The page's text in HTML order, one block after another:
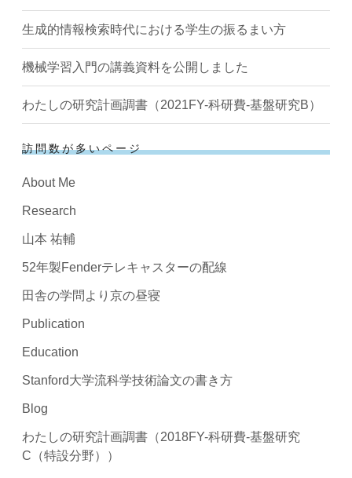
生成的情報検索時代における学生の振るまい方
機械学習入門の講義資料を公開しました
わたしの研究計画調書（2021FY-科研費-基盤研究B）
訪問数が多いページ
About Me
Research
山本 祐輔
52年製Fenderテレキャスターの配線
田舎の学問より京の昼寝
Publication
Education
Stanford大学流科学技術論文の書き方
Blog
わたしの研究計画調書（2018FY-科研費-基盤研究
C（特設分野））